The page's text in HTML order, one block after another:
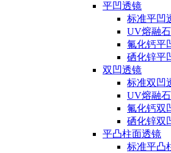
平凹透镜
标准平凹
UV熔融
氟化钙平
硒化锌平
双凹透镜
标准双凹
UV熔融
氟化钙双
硒化锌双
平凸柱面透镜
标准平凸